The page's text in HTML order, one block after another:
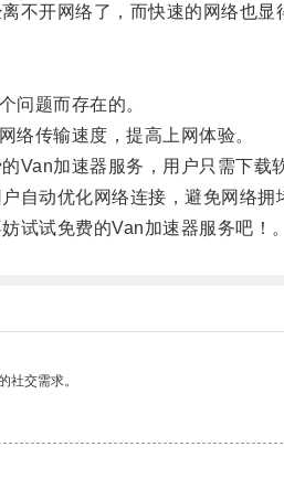
开网络了，而快速的网络也显
题而存在的。
传输速度，提高上网体验。
加速器服务，用户只需下载
动优化网络连接，避免网络拥
试免费的Van加速器服务吧！。
社交需求。